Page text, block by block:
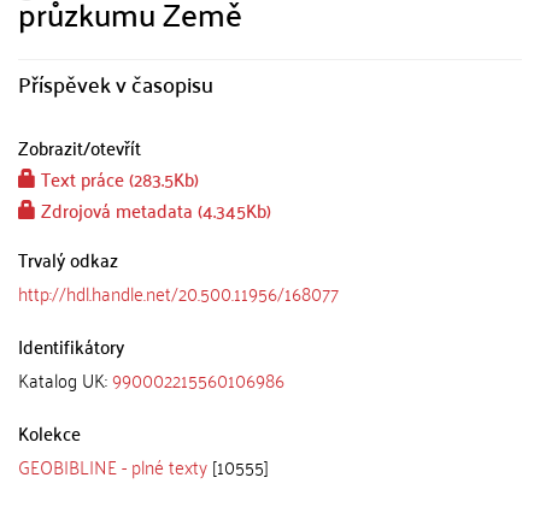
průzkumu Země
Příspěvek v časopisu
Zobrazit/otevřít
Text práce (283.5Kb)
Zdrojová metadata (4.345Kb)
Trvalý odkaz
http://hdl.handle.net/20.500.11956/168077
Identifikátory
Katalog UK:990002215560106986
Kolekce
GEOBIBLINE - plné texty[10555]